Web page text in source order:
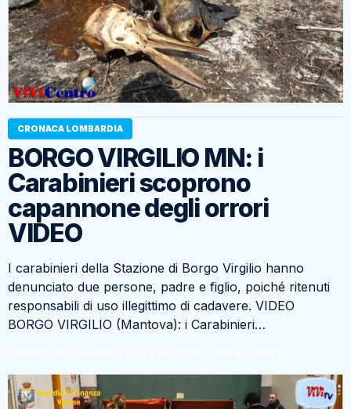
CRONACA LOMBARDIA
BORGO VIRGILIO MN: i
Carabinieri scoprono
capannone degli orrori
VIDEO
I carabinieri della Stazione di Borgo Virgilio hanno
denunciato due persone, padre e figlio, poiché ritenuti
responsabili di uso illegittimo di cadavere. VIDEO
BORGO VIRGILIO (Mantova): i Carabinieri…